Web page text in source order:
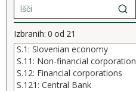
Izbranih: 0 od 21